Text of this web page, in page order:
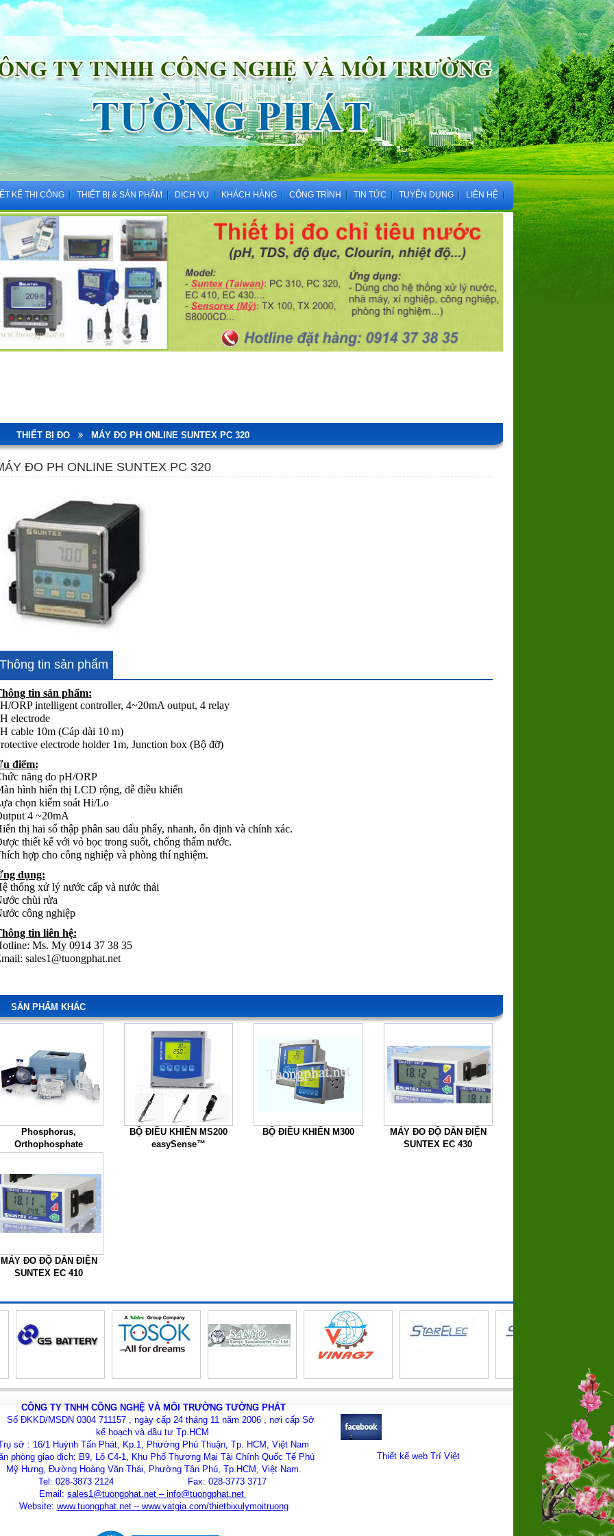
KẾ THI CÔNG THIẾT BỊ & SẢN PHẨM DỊCH VỤ KHÁCH HÀNG CÔNG TRÌNH TIN TỨC TUYỂN DỤNG LIÊN HỆ
THIẾT BỊ ĐO MÁY ĐO PH ONLINE SUNTEX PC 320
ĐO PH ONLINE SUNTEX PC 320
Thông tin sản phẩm
tin sản phẩm:
ORP intelligent controller, 4~20mA output, 4 relay
electrode
cable 10m (Cáp dài 10 m)
electrode holder 1m, Junction box (Bộ đỡ)
điểm:
năng đo pH/ORP
hình hiển thị LCD rộng, dễ điều khiển
chọn kiểm soát Hi/Lo
4 ~20mA
thị hai số thập phân sau dấu phẩy, nhanh, ổn định và chính xác.
thiết kế với vỏ bọc trong suốt, chống thấm nước.
hợp cho công nghiệp và phòng thí nghiệm.
dụng:
thống xử lý nước cấp và nước thải
chùi rửa
công nghiệp
tin liên hệ:
Ms. My 0914 37 38 35
sales1@tuongphat.net
SẢN PHẨM KHÁC
Phosphorus,
Orthophosphate
BỘ ĐIỀU KHIỂN MS200
easySense™
BỘ ĐIỀU KHIỂN M300
MÁY ĐO ĐỘ DẪN ĐIỆN
SUNTEX EC 430
MÁY ĐO ĐỘ DẪN ĐIỆN
SUNTEX EC 410
CÔNG TY TNHH CÔNG NGHỆ VÀ MÔI TRƯỜNG TƯỜNG PHÁT
Số ĐKKD/MSDN 0304 711157 , ngày cấp 24 tháng 11 năm 2006 , nơi cấp Sở
kế hoạch và đầu tư Tp.HCM
sở : 16/1 Huỳnh Tấn Phát, Kp.1, Phường Phú Thuận, Tp. HCM, Việt Nam
phòng giao dịch: B9, Lô C4-1, Khu Phố Thương Mại Tài Chính Quốc Tế Phú
Mỹ Hưng, Đường Hoàng Văn Thái, Phường Tân Phú, Tp.HCM, Việt Nam.
Tel: 028-3873 2124 Fax: 028-3773 3717
Email: sales1@tuongphat.net– info@tuongphat.net
Website: www.tuongphat.net– www.vatgia.com/thietbixulymoitruong
Thiết kế web Trí Việt